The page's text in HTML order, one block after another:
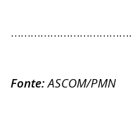
……………………………….
Fonte:ASCOM/PMN